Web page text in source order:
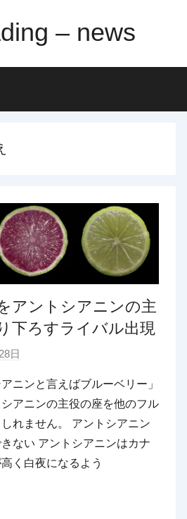
– news
アントシアニンの主
下ろすライバル出現
日
p
d
x
t
ニンと言えばブルーベリー」
アニンの主役の座を他のフル
れません。 アントシアニン
ない アントシアニンはカナ
く白夜になるよう